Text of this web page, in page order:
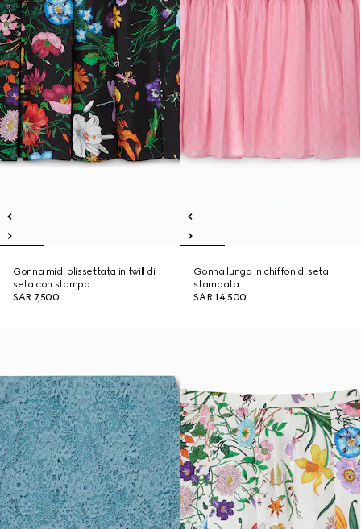
Gonna midi plissettata in twill di
seta con stampa
SAR 7,500
Gonna lunga in chiffon di seta
stampata
SAR 14,500